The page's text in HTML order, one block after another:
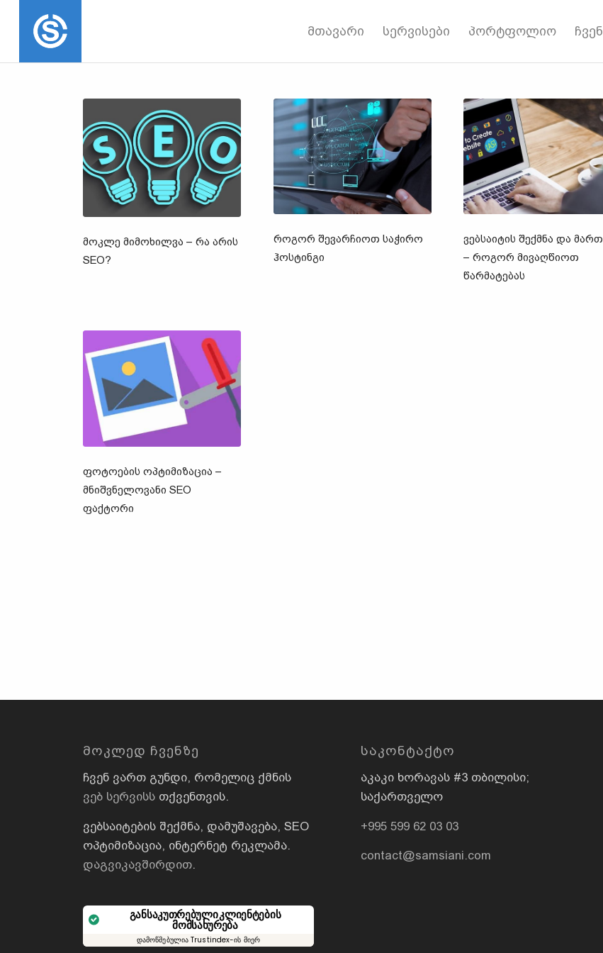
მთავარი სერვისები პორტფოლიო
ᲛᲝᲙᲚᲔ ᲛᲘᲛᲝᲮᲘᲚᲕᲐ – ᲠᲐ ᲐᲠᲘᲡ
SEO?
ᲠᲝᲒᲝᲠ ᲨᲔᲕᲐᲠᲩᲘᲝᲗ ᲡᲐᲭᲘᲠᲝ
ᲰᲝᲡᲢᲘᲜᲒᲘ
ᲕᲔᲑᲡᲐᲘᲢᲘᲡ ᲨᲔᲥᲛᲜᲐ ᲓᲐ
– ᲠᲝᲒᲝᲠ ᲛᲘᲕᲐᲦᲬᲘᲝᲗ
ᲬᲐᲠᲛᲐᲢᲔᲑᲐᲡ
ᲤᲝᲢᲝᲔᲑᲘᲡ ᲝᲞᲢᲘᲛᲘᲖᲐᲪᲘᲐ –
ᲛᲜᲘᲨᲕᲜᲔᲚᲝᲕᲐᲜᲘ SEO
ᲤᲐᲥᲢᲝᲠᲘ
ᲛᲝᲙᲚᲔᲓ ᲩᲕᲔᲜᲖᲔ
ჩვენ ვართ გუნდი, რომელიც ქმნის
ვებ სერვისს თქვენთვის.
ვებსაიტების შექმნა, დამუშავება, SEO
ოპტიმიზაცია, ინტერნეტ რეკლამა.
დაგვიკავშირდით.
განსაკუთრებული კლიენტების
მომსახურება
დამოწმებულია Trustindex-ის მიერ
ᲡᲐᲙᲝᲜᲢᲐᲥᲢᲝ
აკაკი ხორავას #3 თბილისი;
საქართველო
+995 599 62 03 03
contact@samsiani.com